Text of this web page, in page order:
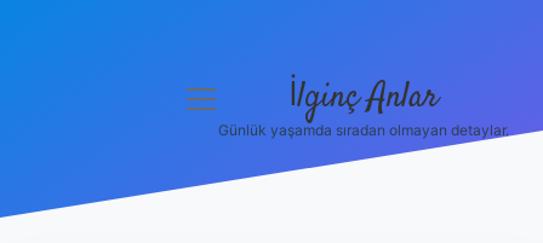
menüyü
İlginç Anlar
Günlük yaşamda sıradan olmayan detaylar.